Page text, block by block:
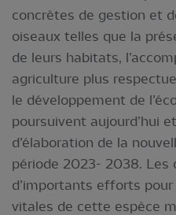
concrètes de gestion et
oiseaux telles que la
de leurs habitats,
agriculture plus
le développement de
poursuivent aujourd’hui
d’élaboration de la
période 2023- 2038. Les
d’importants efforts
vitales de cette espèce